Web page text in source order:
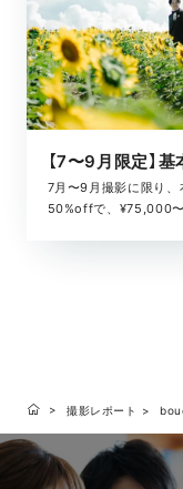
7月〜9月撮影に限り
50%offで、¥75,000〜
撮影レポート